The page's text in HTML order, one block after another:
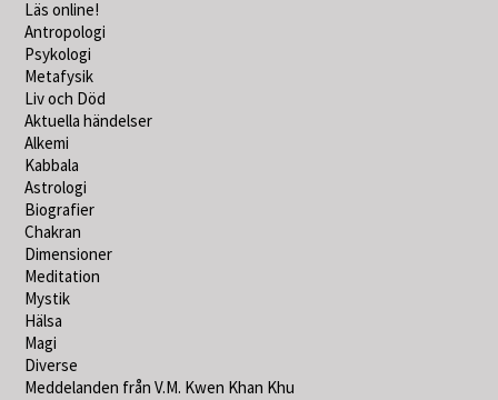
Läs online!
Antropologi
Psykologi
Metafysik
Liv och Död
Aktuella händelser
Alkemi
Kabbala
Astrologi
Biografier
Chakran
Dimensioner
Meditation
Mystik
Hälsa
Magi
Diverse
Meddelanden från V.M. Kwen Khan Khu